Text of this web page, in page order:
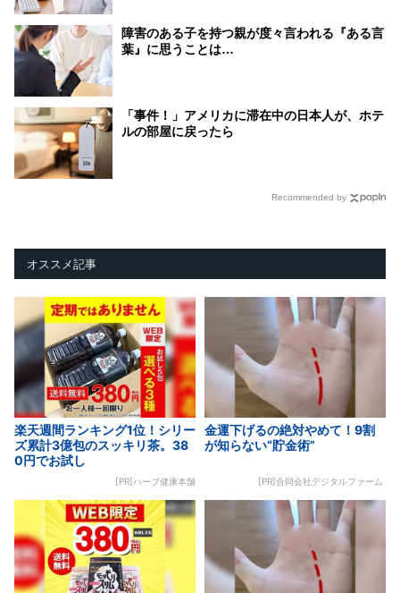
障害のある子を持つ親が度々言われる『ある言
葉』に思うことは…
「事件！」アメリカに滞在中の日本人が、ホテ
ルの部屋に戻ったら
Recommended by
オススメ記事
楽天週間ランキング1位！シリー
ズ累計3億包のスッキリ茶。38
0円でお試し
[PR]ハーブ健康本舗
金運下げるの絶対やめて！9割
が知らない“貯金術”
[PR]合同会社デジタルファーム